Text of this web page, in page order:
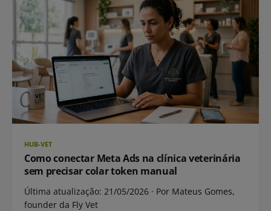
HUB-VET
Como conectar Meta Ads na clínica veterinária
sem precisar colar token manual
Última atualização: 21/05/2026 · Por Mateus Gomes,
founder da Fly Vet